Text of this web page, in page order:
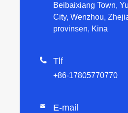
Beibaixiang Town,
City, Wenzhou,
provinsen, Kina
 Tlf
+86-17805770770
 E-mail